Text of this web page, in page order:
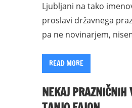
Ljubljani na tako
proslavi državnega
pa ne novinarjem,
READ MORE
NEKAJ PRAZNIČNIH